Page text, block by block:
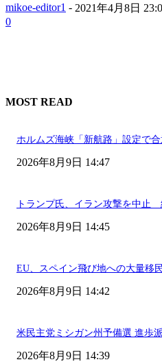
mikoe-editor1 - 2021年4月8日
0
MOST READ
ホルムズ海峡「新航路」設定で
2026年8月9日 14:47
トランプ氏、イラン攻撃を中止
2026年8月9日 14:45
EU、スペイン飛び地への大量移
2026年8月9日 14:42
米民主党ミシガン州予備選 進歩
2026年8月9日 14:39